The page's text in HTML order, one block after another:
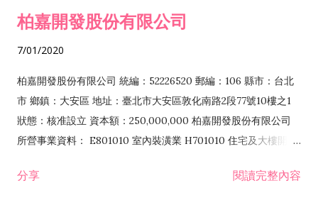
柏嘉開發股份有限公司
7/01/2020
柏嘉開發股份有限公司 統編：52226520 郵編：106 縣市：台北
市 鄉鎮：大安區 地址：臺北市大安區敦化南路2段77號10樓之1
狀態：核准設立 資本額：250,000,000 柏嘉開發股份有限公司
所營事業資料： E801010 室內裝潢業 H701010 住宅及大樓開發
發業 H703090 不動產買賣業 H703100 不動產租賃業 I503010
分享 閱讀完整內容